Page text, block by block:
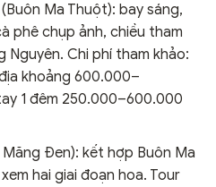
Ma Thuột): bay sáng,
phê chụp ảnh, chiều tham
Nguyên. Chi phí tham khảo:
khoảng 600.000–
1 đêm 250.000–600.000
Đen): kết hợp Buôn Ma
hai giai đoạn hoa. Tour